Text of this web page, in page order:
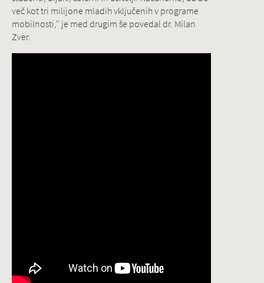
več kot tri milijone mladih vključenih v programe
mobilnosti," je med drugim še povedal dr. Milan
Zver.